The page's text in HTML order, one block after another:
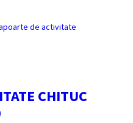
de activitate
CHITUC